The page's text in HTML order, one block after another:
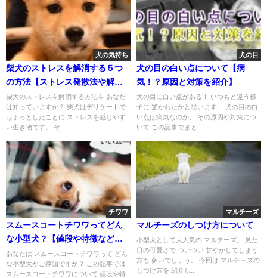
犬の気持ち
柴犬のストレスを解消する５つ
の方法【ストレス発散法や解消
グッズも紹介】
柴犬のストレスを解消する方法を あなた
は知っていますか？ 柴犬はデリケートで
ちょっとしたことに ストレスを感じやす
い生き物です。 そ...
犬の目
犬の目の白い点について【病
気！？原因と対策を紹介】
犬の目に白い点がある！ いつもと違う様
子に 驚かれたかと思います。 犬の目の白
い点は病気なのか、 その原因や対策につ
いて この記事でまと...
チワワ
スムースコートチワワってどん
な小型犬？【値段や特徴などを
まとめました！】
あなたは スムースコートチワワって どん
な小型犬かご存知ですか？ この記事では
スムースコートチワワについて 値段や特
マルチーズ
マルチーズのしつけ方について
小型犬として大人気の マルチーズ。 見た
目の可愛さで ついつい 甘やかしてしまう
方も 多いでしょう。 今回は マルチーズの
しつけ方を 紹介し...